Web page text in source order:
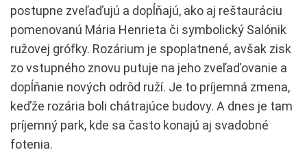
postupne zveľaďujú a dopĺňajú, ako aj reštauráciu
pomenovanú Mária Henrieta či symbolický Salónik
ružovej grófky. Rozárium je spoplatnené, avšak zisk
zo vstupného znovu putuje na jeho zveľaďovanie a
dopĺňanie nových odrôd ruží. Je to príjemná zmena,
keďže rozária boli chátrajúce budovy. A dnes je tam
príjemný park, kde sa často konajú aj svadobné
fotenia.